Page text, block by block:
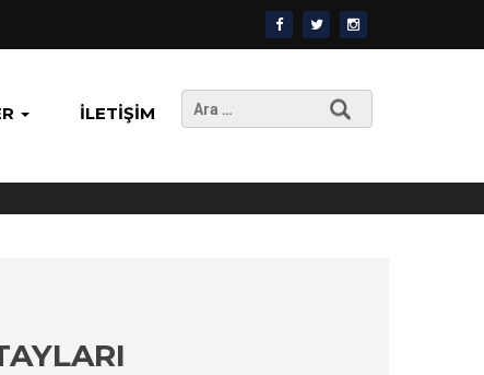
İLETIŞIM
Arama: